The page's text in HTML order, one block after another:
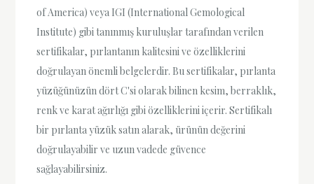
of America) veya IGI (International Gemological
Institute) gibi tanınmış kuruluşlar tarafından verilen
sertifikalar, pırlantanın kalitesini ve özelliklerini
doğrulayan önemli belgelerdir. Bu sertifikalar, pırlanta
yüzüğünüzün dört C'si olarak bilinen kesim, berraklık,
renk ve karat ağırlığı gibi özelliklerini içerir. Sertifikalı
bir pırlanta yüzük satın alarak, ürünün değerini
doğrulayabilir ve uzun vadede güvence
sağlayabilirsiniz.